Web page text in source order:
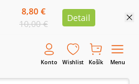
8,80 €
10,00 €
Detail
Konto Wishlist Košík Menu